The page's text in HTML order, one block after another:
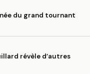
du grand tournant
révèle d’autres